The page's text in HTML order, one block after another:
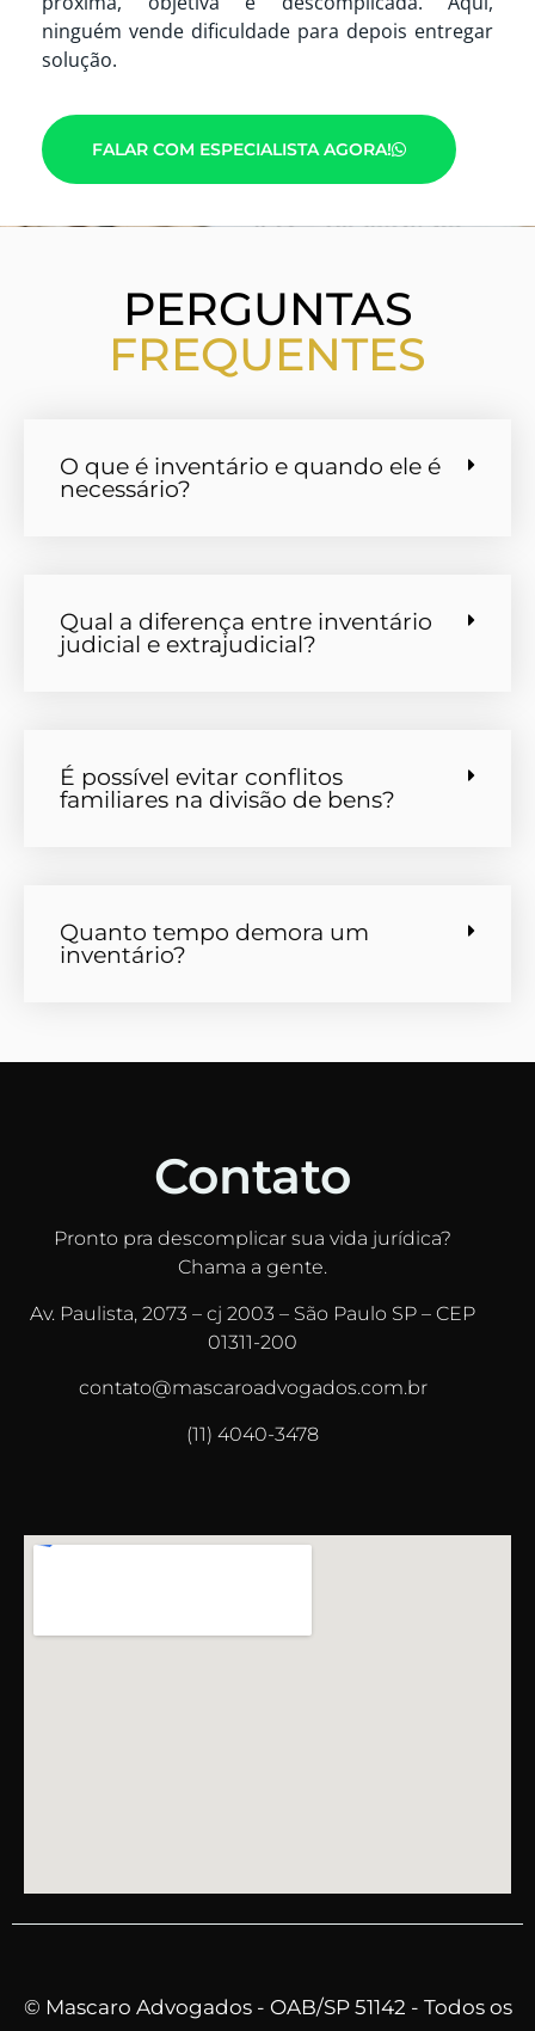
ninguém vende dificuldade para depois entregar
solução.
FALAR COM ESPECIALISTA AGORA!
PERGUNTAS
FREQUENTES
O que é inventário e quando ele é
necessário?
Qual a diferença entre inventário
judicial e extrajudicial?
É possível evitar conflitos
familiares na divisão de bens?
Quanto tempo demora um
inventário?
Contato
Pronto pra descomplicar sua vida jurídica?
Chama a gente.
Av. Paulista, 2073 – cj 2003 – São Paulo SP – CEP
01311-200
contato@mascaroadvogados.com.br
(11) 4040-3478
© Mascaro Advogados - OAB/SP 51142 - Todos os